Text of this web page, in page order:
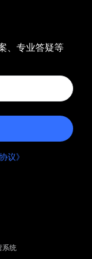
、专业答疑等
议》
系统